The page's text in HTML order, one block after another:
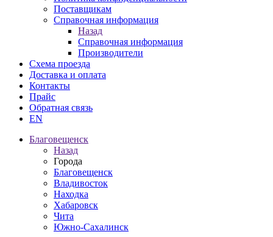
Поставщикам
Справочная информация
Назад
Справочная информация
Производители
Схема проезда
Доставка и оплата
Контакты
Прайс
Обратная связь
EN
Благовещенск
Назад
Города
Благовещенск
Владивосток
Находка
Хабаровск
Чита
Южно-Сахалинск